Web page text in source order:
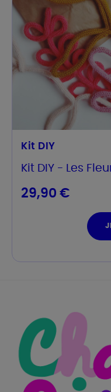
Kit DIY
Kit DIY - Les
29,90 €